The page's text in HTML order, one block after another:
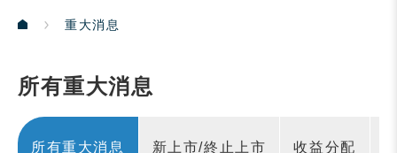
重大消息
所有重大消息
所有重大消息 新上市/終止上市 收益分配